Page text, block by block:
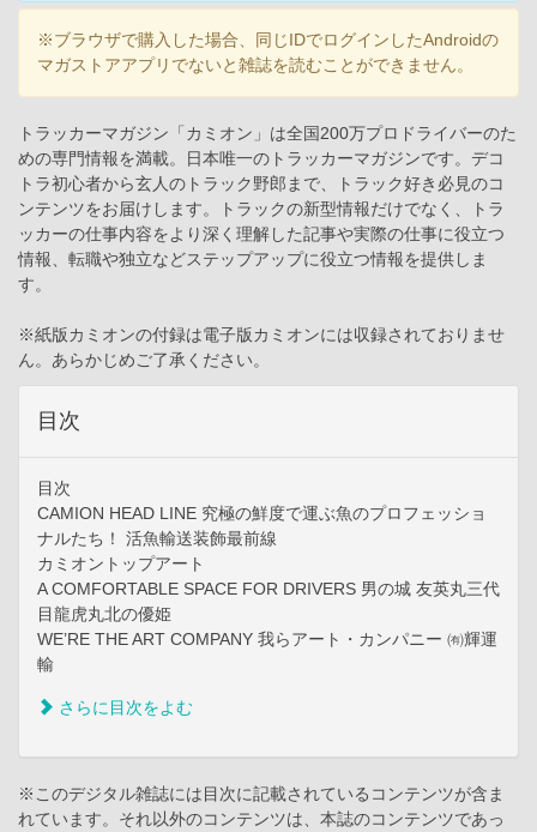
※ブラウザで購入した場合、同じIDでログインしたAndroidの
マガストアアプリでないと雑誌を読むことができません。
トラッカーマガジン「カミオン」は全国200万プロドライバーのた
めの専門情報を満載。日本唯一のトラッカーマガジンです。デコ
トラ初心者から玄人のトラック野郎まで、トラック好き必見のコ
ンテンツをお届けします。トラックの新型情報だけでなく、トラ
ッカーの仕事内容をより深く理解した記事や実際の仕事に役立つ
情報、転職や独立などステップアップに役立つ情報を提供しま
す。
※紙版カミオンの付録は電子版カミオンには収録されておりませ
ん。あらかじめご了承ください。
目次
目次
CAMION HEAD LINE 究極の鮮度で運ぶ魚のプロフェッショ
ナルたち！ 活魚輸送装飾最前線
カミオントップアート
A COMFORTABLE SPACE FOR DRIVERS 男の城 友英丸三代
目龍虎丸北の優姫
WE’RE THE ART COMPANY 我らアート・カンパニー ㈲輝運
輸
さらに目次をよむ
※このデジタル雑誌には目次に記載されているコンテンツが含ま
れています。それ以外のコンテンツは、本誌のコンテンツであっ